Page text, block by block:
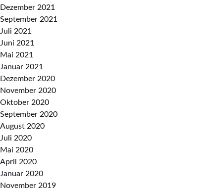
Dezember 2021
September 2021
Juli 2021
Juni 2021
Mai 2021
Januar 2021
Dezember 2020
November 2020
Oktober 2020
September 2020
August 2020
Juli 2020
Mai 2020
April 2020
Januar 2020
November 2019